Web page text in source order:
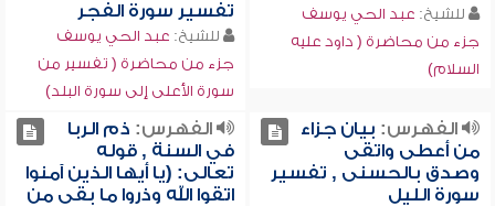
للشيخ: عبد الحي يوسف
جزء من محاضرة ( داود عليه
السلام)
تفسير سورة الفجر
للشيخ: عبد الحي يوسف
جزء من محاضرة ( تفسير من
سورة الأعلى إلى سورة البلد)
الفهرس: بيان جزاء
من أعطى واتقى
وصدق بالحسنى , تفسير
سورة الليل
الفهرس: ذم الربا
في السنة , قوله
تعالى: (يا أيها الذين آمنوا
اتقوا الله وذروا ما بقي من